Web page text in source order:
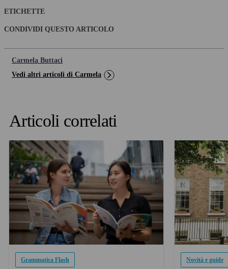
ETICHETTE
CONDIVIDI QUESTO ARTICOLO
Carmela Buttaci
Vedi altri articoli di Carmela
Articoli correlati
Grammatica Flash
Novità e guide